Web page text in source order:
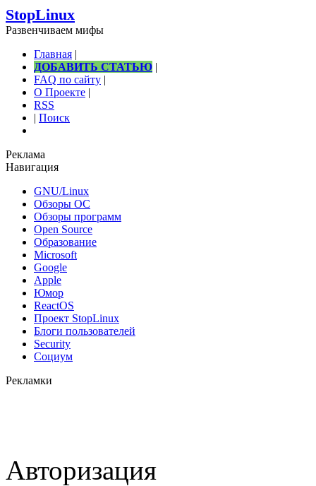
StopLinux
Развенчиваем мифы
Главная |
ДОБАВИТЬ СТАТЬЮ |
FAQ по сайту |
О Проекте |
RSS
| Поиск
Реклама
Навигация
GNU/Linux
Обзоры ОС
Обзоры программ
Open Source
Образование
Microsoft
Google
Apple
Юмор
ReactOS
Проект StopLinux
Блоги пользователей
Security
Социум
Рекламки
Авторизация